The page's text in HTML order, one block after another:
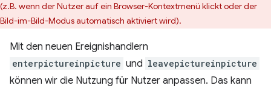
(z.B. wenn der Nutzer auf ein Browser-Kontextmenü klickt oder der
Bild-im-Bild-Modus automatisch aktiviert wird).
Mit den neuen Ereignishandlern
enterpictureinpicture und leavepictureinpicture
können wir die Nutzung für Nutzer anpassen. Das kann